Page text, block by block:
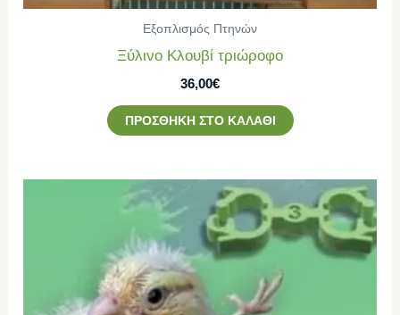
Εξοπλισμός Πτηνών
Ξύλινο Κλουβί τριώροφο
36,00€
ΠΡΟΣΘΉΚΗ ΣΤΟ ΚΑΛΆΘΙ